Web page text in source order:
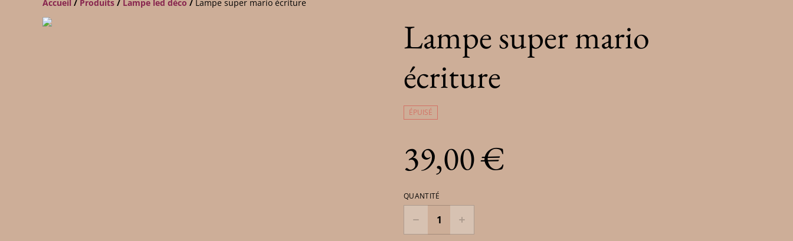
Accueil / Produits / Lampe led déco / Lampe super mario écriture
Lampe super mario
écriture
ÉPUISÉ
39,00 €
QUANTITÉ